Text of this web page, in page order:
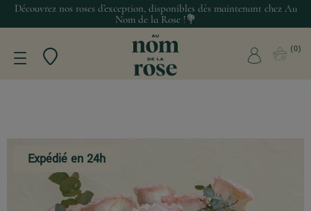
Découvrez nos roses d’exception, disponibles dès maintenant chez Au
Nom de la Rose !💐
0
Expédié en 24h